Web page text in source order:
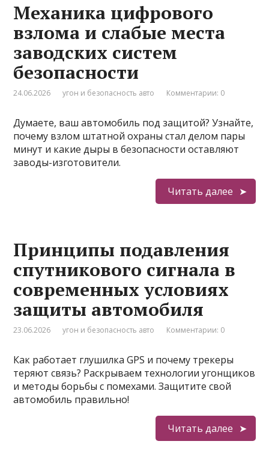
Механика цифрового
взлома и слабые места
заводских систем
безопасности
24.06.2026 угон и безопасность авто Комментарии: 0
Думаете, ваш автомобиль под защитой? Узнайте,
почему взлом штатной охраны стал делом пары
минут и какие дыры в безопасности оставляют
заводы-изготовители.
Читать далее
Принципы подавления
спутникового сигнала в
современных условиях
защиты автомобиля
23.06.2026 угон и безопасность авто Комментарии: 0
Как работает глушилка GPS и почему трекеры
теряют связь? Раскрываем технологии угонщиков
и методы борьбы с помехами. Защитите свой
автомобиль правильно!
Читать далее